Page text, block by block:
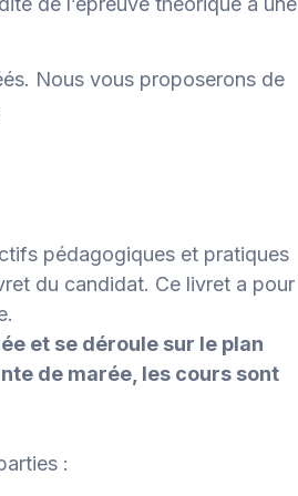
Nous vous proposerons de
pédagogiques et pratiques
du candidat. Ce livret a pour
et se déroule sur le plan
de marée, les cours sont
: